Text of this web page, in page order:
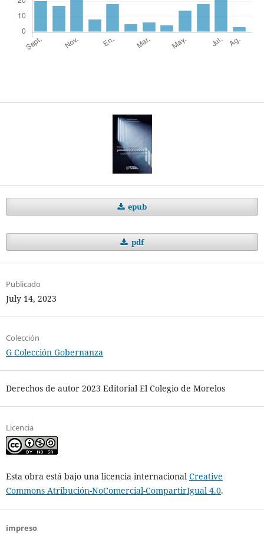
epub
pdf
Publicado
July 14, 2023
Colección
G Colección Gobernanza
Derechos de autor 2023 Editorial El Colegio de Morelos
Licencia
Esta obra está bajo una licencia internacional Creative
Commons Atribución-NoComercial-CompartirIgual 4.0.
impreso